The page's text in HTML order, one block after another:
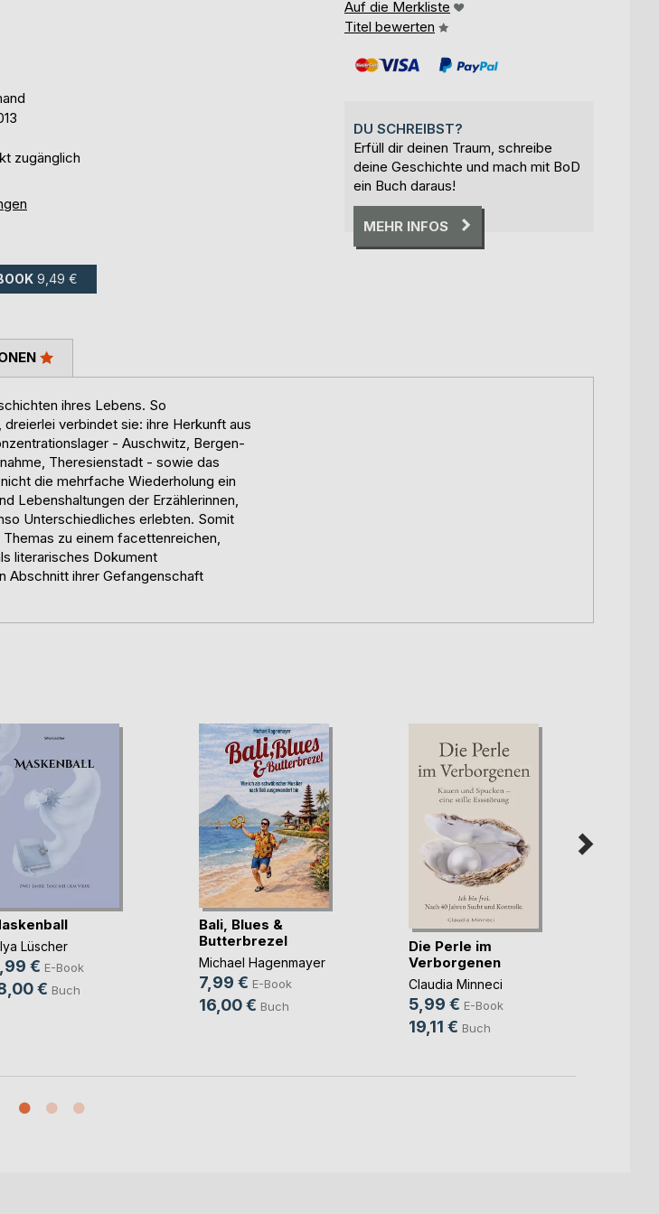
zugänglich
9,49 €
Auf die Merkliste
Titel bewerten
DU SCHREIBST?
Erfüll dir deinen Traum, schreibe
deine Geschichte und mach mit BoD
ein Buch daraus!
MEHR INFOS
ihres Lebens. So
verbindet sie: ihre Herkunft aus
- Auschwitz, Bergen-
Theresienstadt - sowie das
die mehrfache Wiederholung ein
Lebenshaltungen der Erzählerinnen,
Unterschiedliches erlebten. Somit
zu einem facettenreichen,
literarisches Dokument
Abschnitt ihrer Gefangenschaft
Lüscher
€ E-Book
€ Buch
Bali, Blues &
Butterbrezel
Michael Hagenmayer
7,99 € E-Book
16,00 € Buch
Die Perle im
Verborgenen
Claudia Minneci
5,99 € E-Book
19,11 € Buch